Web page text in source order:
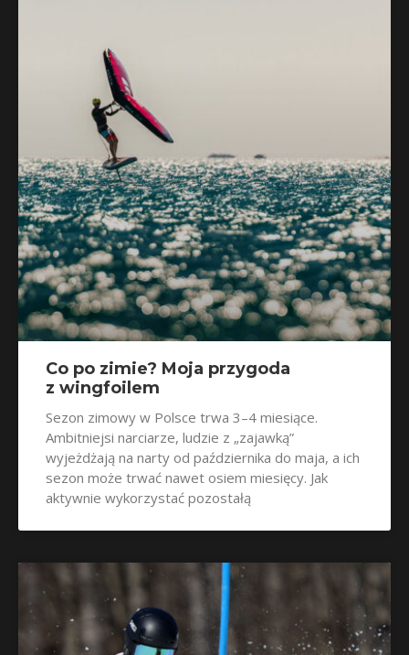
Co po zimie? Moja przygoda
z wingfoilem
Sezon zimowy w Polsce trwa 3–4 miesiące.
Ambitniejsi narciarze, ludzie z „zajawką”
wyjeżdżają na narty od października do maja, a ich
sezon może trwać nawet osiem miesięcy. Jak
aktywnie wykorzystać pozostałą